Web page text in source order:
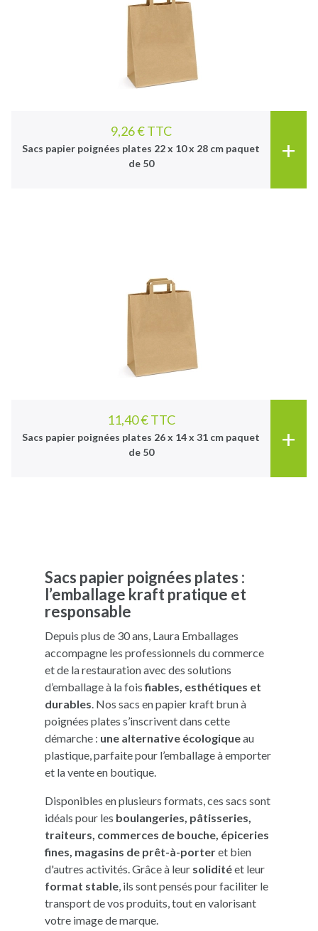
9,26 € TTC
Sacs papier poignées plates 22 x 10 x 28 cm paquet
de 50
+
11,40 € TTC
Sacs papier poignées plates 26 x 14 x 31 cm paquet
de 50
+
Sacs papier poignées plates :
l’emballage kraft pratique et
responsable
Depuis plus de 30 ans, Laura Emballages
accompagne les professionnels du commerce
et de la restauration avec des solutions
d’emballage à la foisfiables, esthétiques et
durables . Nos sacs en papier kraft brun à
poignées plates s’inscrivent dans cette
démarche : une alternative écologiqueau
plastique, parfaite pour l’emballage à emporter
et la vente en boutique.
Disponibles en plusieurs formats, ces sacs sont
idéals pour les boulangeries, pâtisseries,
traiteurs, commerces de bouche, épiceries
fines, magasins de prêt-à-porteret bien
d'autres activités. Grâce à leur soliditéet leur
format stable , ils sont pensés pour faciliter le
transport de vos produits, tout en valorisant
votre image de marque.